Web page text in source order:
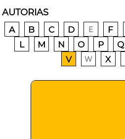
AUTORIAS
A B C D E F
L
M N O P Q
V W X